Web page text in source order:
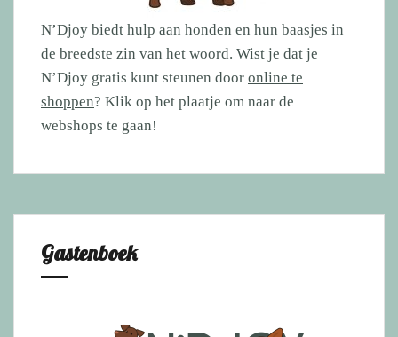
N’Djoy biedt hulp aan honden en hun baasjes in
de breedste zin van het woord. Wist je dat je
N’Djoy gratis kunt steunen door online te
shoppen? Klik op het plaatje om naar de
webshops te gaan!
Gastenboek